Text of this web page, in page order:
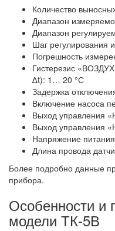
Количество
Диапазон
Диапазон
Шаг регулирования
Погрешность
Гистерезис
∆t): 1… 20 °С
Задержка
Включение насоса
Выход управления
Выход управления
Напряжение
Длина провода
Более подробно данные
прибора.
Особенности и
модели ТК-5В